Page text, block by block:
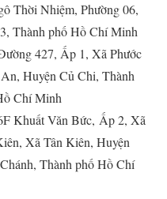
Thời Nhiệm, Phường 06,
Thành phố Hồ Chí Minh
427, Ấp 1, Xã Phước
Huyện Củ Chi, Thành
Chí Minh
Khuất Văn Bức, Ấp 2, Xã
Xã Tân Kiên, Huyện
Thành phố Hồ Chí